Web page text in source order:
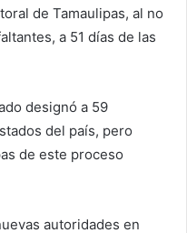
de Tamaulipas, al no
a 51 días de las
designó a 59
del país, pero
de este proceso
autoridades en